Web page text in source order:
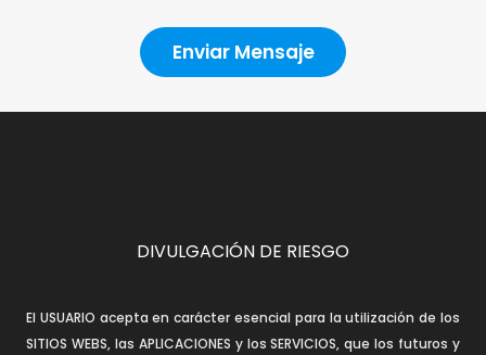
Enviar Mensaje
DIVULGACIÓN DE RIESGO
El USUARIO acepta en carácter esencial para la utilización de los
SITIOS WEBS, las APLICACIONES y los SERVICIOS, que los futuros y